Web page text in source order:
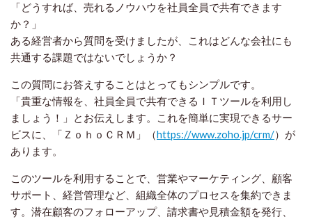
「どうすれば、売れるノウハウを社員全員で共有できます
か？」
ある経営者から質問を受けましたが、これはどんな会社にも
共通する課題ではないでしょうか？
この質問にお答えすることはとってもシンプルです。
「貴重な情報を、社員全員で共有できるＩＴツールを利用し
ましょう！」とお伝えします。これを簡単に実現できるサー
ビスに、「ＺｏｈｏＣＲＭ」（https://www.zoho.jp/crm/）が
あります。
このツールを利用することで、営業やマーケティング、顧客
サポート、経営管理など、組織全体のプロセスを集約できま
す。潜在顧客のフォローアップ、請求書や見積金額を発行、